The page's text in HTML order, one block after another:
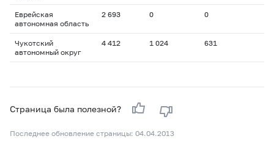
Еврейская
автономная область
2 693 0 0
Чукотский
автономный округ
4 412 1 024 631
Страница была полезной?
Последнее обновление страницы: 04.04.2013